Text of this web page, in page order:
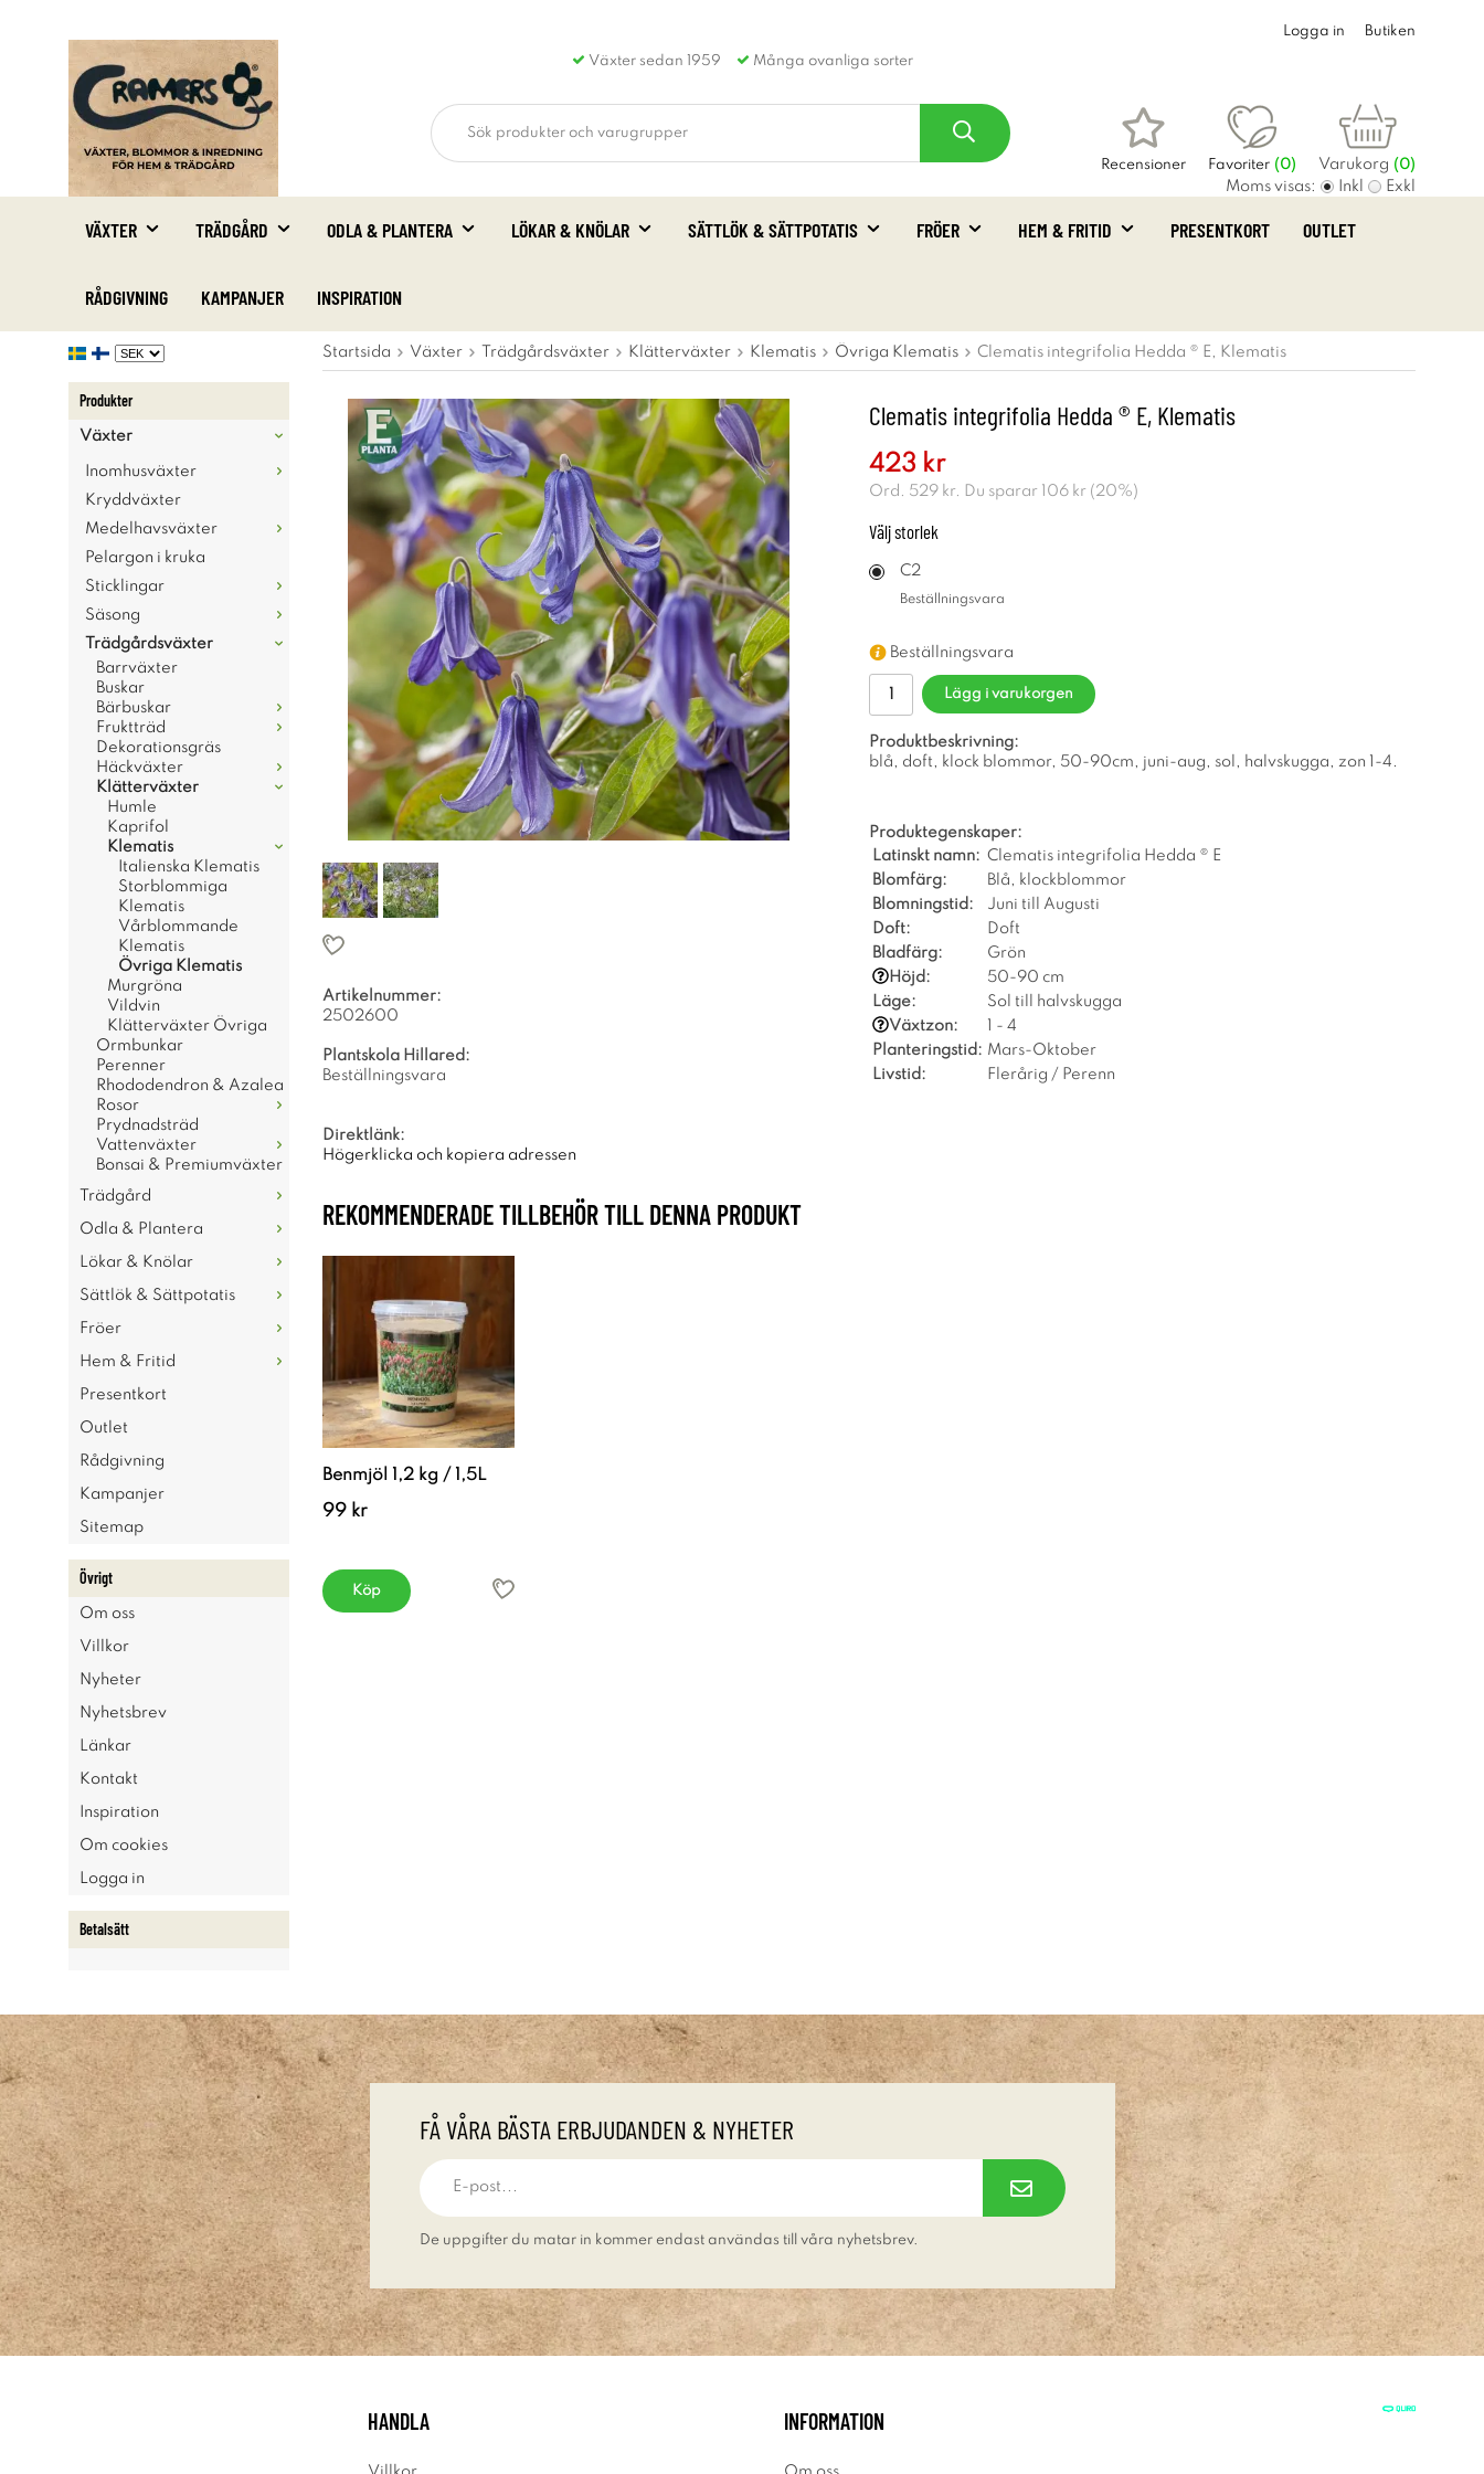
Växter sedan 1959 Många ovanliga sorter
Logga in Butiken
Recensioner Favoriter (0) Varukorg (0)
Moms visas: Inkl Exkl
VÄXTER TRÄDGÅRD ODLA & PLANTERA LÖKAR & KNÖLAR SÄTTLÖK & SÄTTPOTATIS FRÖER HEM & FRITID PRESENTKORT OUTLET
RÅDGIVNING KAMPANJER INSPIRATION
Produkter
Växter
Inomhusväxter
Kryddväxter
Medelhavsväxter
Pelargon i kruka
Sticklingar
Säsong
Trädgårdsväxter
Barrväxter
Buskar
Bärbuskar
Fruktträd
Dekorationsgräs
Häckväxter
Klätterväxter
Humle
Kaprifol
Klematis
Italienska Klematis
Storblommiga
Klematis
Vårblommande
Klematis
Övriga Klematis
Murgröna
Vildvin
Klätterväxter Övriga
Ormbunkar
Perenner
Rhododendron & Azalea
Rosor
Prydnadsträd
Vattenväxter
Bonsai & Premiumväxter
Trädgård
Odla & Plantera
Lökar & Knölar
Sättlök & Sättpotatis
Fröer
Hem & Fritid
Presentkort
Outlet
Rådgivning
Kampanjer
Sitemap
Övrigt
Om oss
Villkor
Nyheter
Nyhetsbrev
Länkar
Kontakt
Inspiration
Om cookies
Logga in
Betalsätt
Startsida Växter Trädgårdsväxter Klätterväxter Klematis Övriga Klematis Clematis integrifolia Hedda ® E, Klematis
Clematis integrifolia Hedda ® E, Klematis
423 kr
Ord. 529 kr. Du sparar 106 kr ( 20%)
Väljstorlek
C2
Beställningsvara
Beställningsvara
Lägg i varukorgen
Produktbeskrivning:
blå, doft, klock blommor, 50-90cm, juni-aug, sol, halvskugga, zon 1-4.
Produktegenskaper:
Latinskt namn: Clematis integrifolia Hedda ® E
Blomfärg:
Blå, klockblommor
Blomningstid:
Juni till Augusti
Doft:
Doft
Bladfärg:
Grön
Höjd:
50-90 cm
Läge:
Sol till halvskugga
Växtzon:
1 - 4
Planteringstid: Mars-Oktober
Livstid:
Flerårig / Perenn
Artikelnummer:
2502600
Plantskola Hillared:
Beställningsvara
Direktlänk:
Högerklicka och kopiera adressen
REKOMMENDERADE TILLBEHÖR TILL DENNA PRODUKT
Benmjöl 1,2 kg / 1,5L
99 kr
Köp
FÅ VÅRA BÄSTA ERBJUDANDEN & NYHETER
De uppgifter du matar in kommer endast användas till våra nyhetsbrev.
HANDLA INFORMATION